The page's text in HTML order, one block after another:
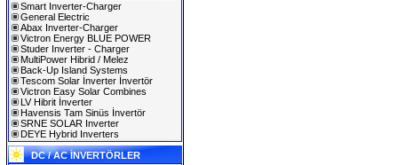
Smart Inverter-Charger
General Electric
Abax Inverter-Charger
Victron Energy BLUE POWER
Studer Inverter - Charger
MultiPower Hibrid / Melez
Back-Up Island Systems
Tescom Solar İnverter İnvertör
Victron Easy Solar Combines
LV Hibrit İnverter
Havensis Tam Sinüs İnvertör
SRNE SOLAR Inverter
DEYE Hybrid Inverters
DC / AC İNVERTÖRLER